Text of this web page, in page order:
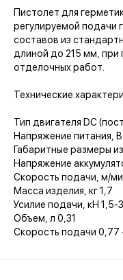
Пистолет для
регулируемой подачи
составов из
длиной до 215 мм, при
отделочных работ.
Технические
Тип двигателя DC
Напряжение питания,
Габаритные размеры
Напряжение
Скорость подачи, м/
Масса изделия, кг 1,7
Усилие подачи, кН 1,5-
Объем, л 0,31
Скорость подачи 0,77